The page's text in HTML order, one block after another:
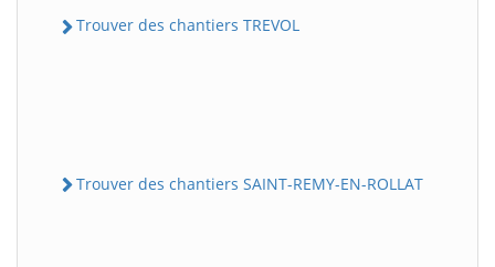
Trouver des chantiers TREVOL
Trouver des chantiers SAINT-REMY-EN-ROLLAT